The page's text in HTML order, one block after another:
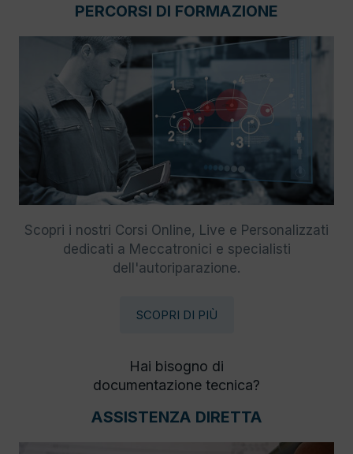
PERCORSI DI FORMAZIONE
Scopri i nostri Corsi Online, Live e Personalizzati
dedicati a Meccatronici e specialisti
dell'autoriparazione.
SCOPRI DI PIÙ
Hai bisogno di
documentazione tecnica?
ASSISTENZA DIRETTA